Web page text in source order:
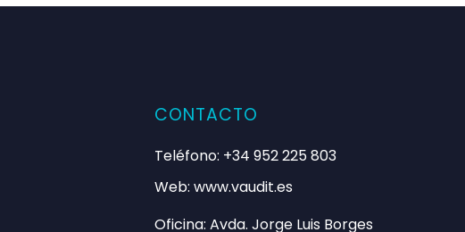
del proceso de trabajo.
CONTACTO
Teléfono: +34 952 225 803
Web: www.vaudit.es
Oficina: Avda. Jorge Luis Borges